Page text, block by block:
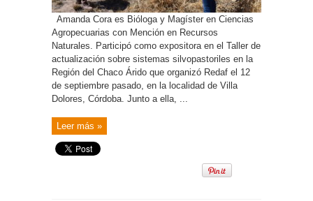
Amanda Cora es Bióloga y Magíster en Ciencias
Agropecuarias con Mención en Recursos
Naturales. Participó como expositora en el Taller de
actualización sobre sistemas silvopastoriles en la
Región del Chaco Árido que organizó Redaf el 12
de septiembre pasado, en la localidad de Villa
Dolores, Córdoba. Junto a ella, ...
Leer más »